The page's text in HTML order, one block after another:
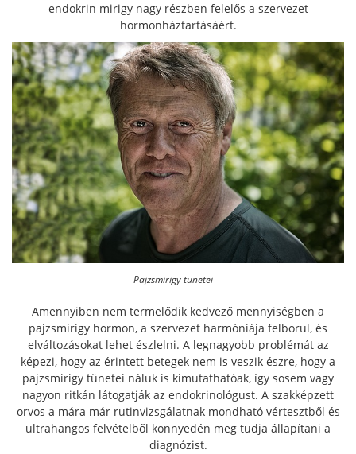
endokrin mirigy nagy részben felelős a szervezet
hormonháztartásáért.
Pajzsmirigy tünetei
Amennyiben nem termelődik kedvező mennyiségben a
pajzsmirigy hormon, a szervezet harmóniája felborul, és
elváltozásokat lehet észlelni. A legnagyobb problémát az
képezi, hogy az érintett betegek nem is veszik észre, hogy a
pajzsmirigy tünetei náluk is kimutathatóak, így sosem vagy
nagyon ritkán látogatják az endokrinológust. A szakképzett
orvos a mára már rutinvizsgálatnak mondható vértesztből és
ultrahangos felvételből könnyedén meg tudja állapítani a
diagnózist.